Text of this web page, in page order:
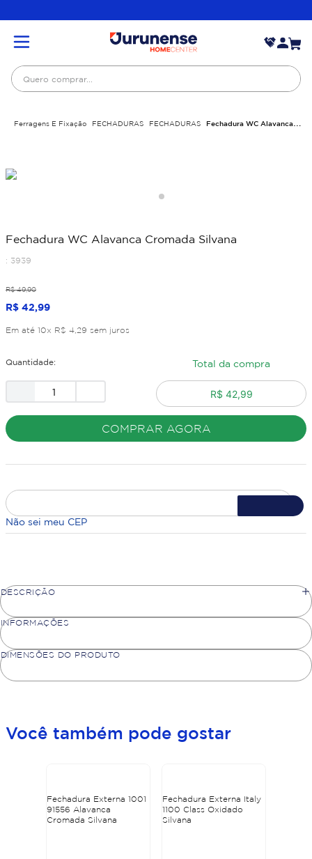
Quero comprar...
Ferragens E Fixação FECHADURAS FECHADURAS Fechadura WC Alavanca
Fechadura WC Alavanca Cromada Silvana
: 3939
R$ 49,90
R$ 42,99
Em até 10x R$ 4 29 sem juros
Quantidade: Total da compra
R$ 42,99
COMPRAR AGORA
Não sei meu CEP
DESCRIÇÃO
INFORMAÇÕES
DIMENSÕES DO PRODUTO
Você também pode gostar
Fechadura Externa 1001
91556 Alavanca
Cromada Silvana
Fechadura Externa Italy
1100 Class Oxidado
Silvana